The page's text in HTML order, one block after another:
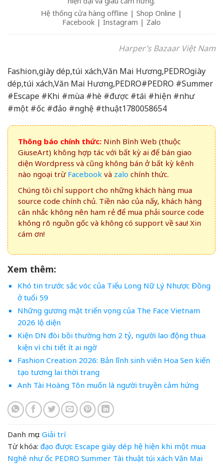
Hệ thống cửa hàng offline | Shop Online |
Facebook | Instagram | Zalo
Harper’s Bazaar Việt Nam
Fashion,giày dép,túi xách,Văn Mai Hương,PEDROgiày
dép,túi xách,Văn Mai Hương,PEDRO#PEDRO #Summer
#Escape #Khi #mùa #hè #được #tái #hiện #như
#một #ốc #đảo #nghệ #thuật1780058654
Thông báo chính thức: Ninh Bình Web (thuộc
GiuseArt) không hợp tác với bất kỳ ai để bán giao
diện Wordpress và cũng không bán ở bất kỳ kênh
nào ngoại trừ Facebook và zalo chính thức.
Chúng tôi chỉ support cho những khách hàng mua
source code chính chủ. Tiền nào của nấy, khách hàng
cân nhắc không nên ham rẻ để mua phải source code
không rõ nguồn gốc và không có support về sau! Xin
cám ơn!
Xem thêm:
Khó tin trước sắc vóc của Tiểu Long Nữ Lý Nhược Đồng
ở tuổi 59
Những gương mặt triển vọng của The Face Vietnam
2026 lộ diện
Kiện DN đòi bồi thường hơn 2 tỷ, người lao động thua
kiện vì chi tiết ít ai ngờ
Fashion Creation 2026: Bản lĩnh sinh viên Hoa Sen kiến
tạo tương lai thời trang
Anh Tài Hoàng Tôn muốn là người truyền cảm hứng
Danh mục: Giải trí
Từ khóa: đạo được Escape giày dép hệ hiện khi một mua
Nghê như ốc PEDRO Summer Tài thuật túi xách Văn Mai